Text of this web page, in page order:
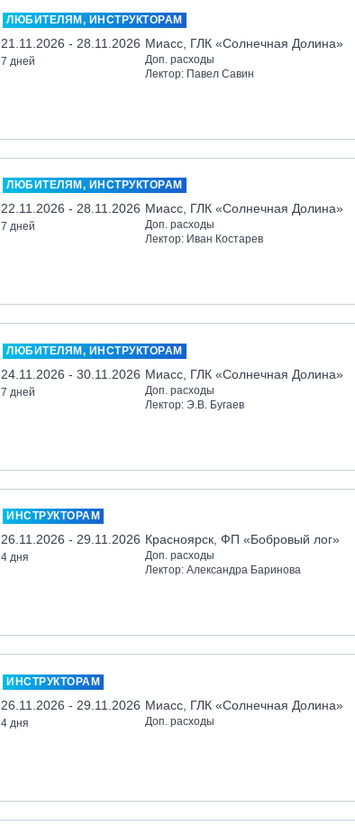
ЛЮБИТЕЛЯМ, ИНСТРУКТОРАМ
21.11.2026 - 28.11.2026
7 дней
Миасс, ГЛК «Солнечная Долина»
Доп. расходы
Лектор: Павел Савин
ЛЮБИТЕЛЯМ, ИНСТРУКТОРАМ
22.11.2026 - 28.11.2026
7 дней
Миасс, ГЛК «Солнечная Долина»
Доп. расходы
Лектор: Иван Костарев
ЛЮБИТЕЛЯМ, ИНСТРУКТОРАМ
24.11.2026 - 30.11.2026
7 дней
Миасс, ГЛК «Солнечная Долина»
Доп. расходы
Лектор: Э.В. Бугаев
ИНСТРУКТОРАМ
26.11.2026 - 29.11.2026
4 дня
Красноярск, ФП «Бобровый лог»
Доп. расходы
Лектор: Александра Баринова
ИНСТРУКТОРАМ
26.11.2026 - 29.11.2026
4 дня
Миасс, ГЛК «Солнечная Долина»
Доп. расходы